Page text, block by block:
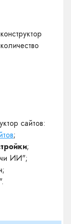
сайтов:
;
;
ИИ";